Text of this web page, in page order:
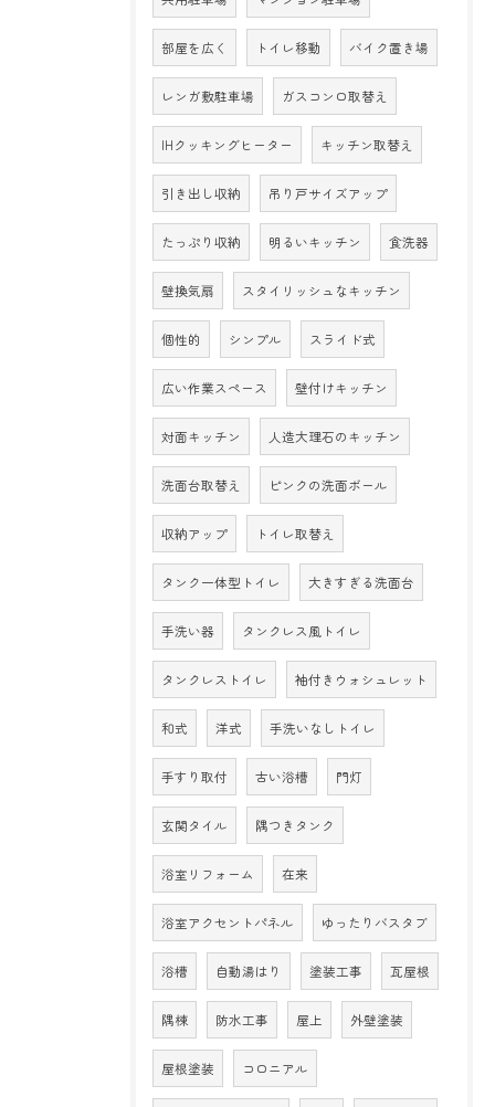
部屋を広く トイレ移動 バイク置き場
レンガ敷駐車場 ガスコンロ取替え
IHクッキングヒーター キッチン取替え
引き出し収納 吊り戸サイズアップ
たっぷり収納 明るいキッチン 食洗器
壁換気扇 スタイリッシュなキッチン
個性的 シンプル スライド式
広い作業スペース 壁付けキッチン
対面キッチン 人造大理石のキッチン
洗面台取替え ピンクの洗面ボール
収納アップ トイレ取替え
タンク一体型トイレ 大きすぎる洗面台
手洗い器 タンクレス風トイレ
タンクレストイレ 袖付きウォシュレット
和式 洋式 手洗いなしトイレ
手すり取付 古い浴槽 門灯
玄関タイル 隅つきタンク
浴室リフォーム 在来
浴室アクセントパネル ゆったりバスタブ
浴槽 自動湯はり 塗装工事 瓦屋根
隅棟 防水工事 屋上 外壁塗装
屋根塗装 コロニアル